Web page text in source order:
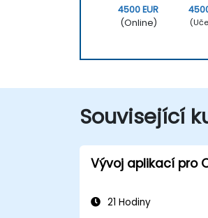
4500 EUR
(Online)
Související
Vývoj aplikací pro
21 Hodiny